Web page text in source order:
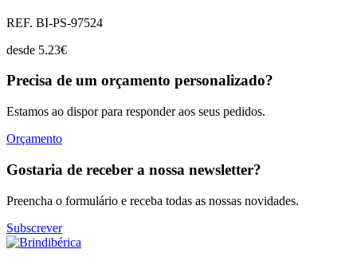
REF. BI-PS-97524
desde 5.23€
Precisa de um orçamento personalizado?
Estamos ao dispor para responder aos seus pedidos.
Orçamento
Gostaria de receber a nossa newsletter?
Preencha o formulário e receba todas as nossas novidades.
Subscrever